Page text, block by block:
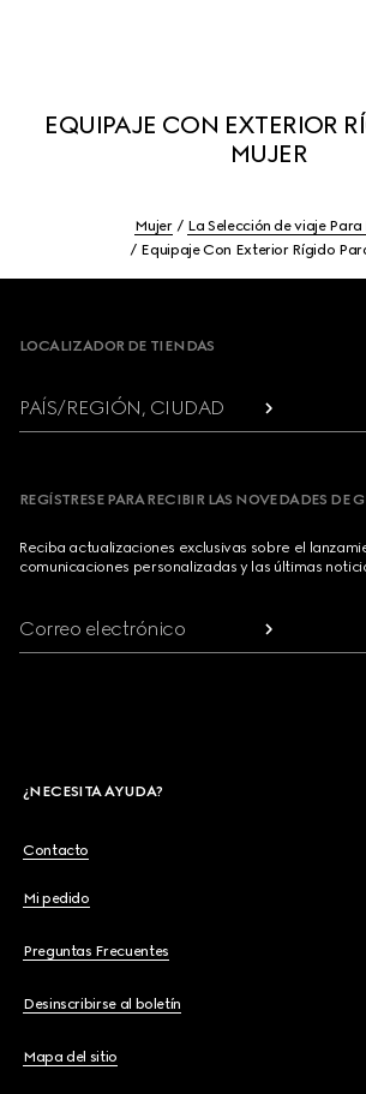
EQUIPAJE CON EXTERIOR
MUJER
Mujer
La Selección de viaje Para
Equipaje Con Exterior Rígido
LOCALIZADOR DE TIENDAS
PAÍS/REGIÓN, CIUDAD
REGÍSTRESE PARA RECIBIR LAS NOVEDADES DE
Reciba actualizaciones exclusivas sobre el
comunicaciones personalizadas y las últimas
Correo electrónico
¿NECESITA AYUDA?
Contacto
Mi pedido
Preguntas Frecuentes
Desinscribirse al boletín
Mapa del sitio